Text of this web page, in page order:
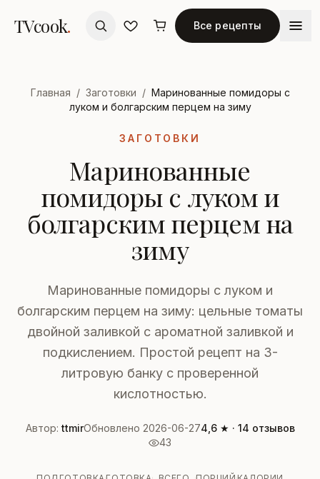
TVcook. Все рецепты
Главная / Заготовки / Маринованные помидоры с
луком и болгарским перцем на зиму
ЗАГОТОВКИ
Маринованные
помидоры с луком и
болгарским перцем на
зиму
Маринованные помидоры с луком и
болгарским перцем на зиму: цельные томаты
двойной заливкой с ароматной заливкой и
подкислением. Простой рецепт на 3-
литровую банку с проверенной
кислотностью.
Автор:ttmirОбновлено 2026-06-274,6 ★ · 14 отзывов
43